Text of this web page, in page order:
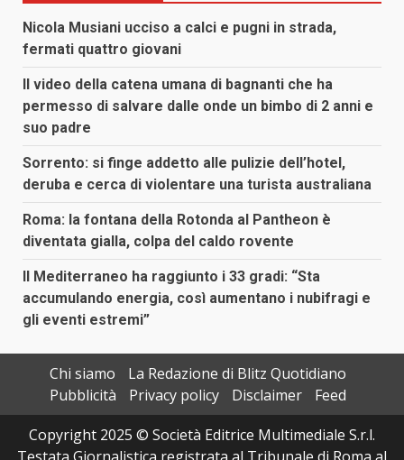
Nicola Musiani ucciso a calci e pugni in strada,
fermati quattro giovani
Il video della catena umana di bagnanti che ha
permesso di salvare dalle onde un bimbo di 2 anni e
suo padre
Sorrento: si finge addetto alle pulizie dell’hotel,
deruba e cerca di violentare una turista australiana
Roma: la fontana della Rotonda al Pantheon è
diventata gialla, colpa del caldo rovente
Il Mediterraneo ha raggiunto i 33 gradi: “Sta
accumulando energia, così aumentano i nubifragi e
gli eventi estremi”
Chi siamo
La Redazione di Blitz Quotidiano
Pubblicità
Privacy policy Disclaimer
Feed
Copyright 2025 © Società Editrice Multimediale S.r.l.